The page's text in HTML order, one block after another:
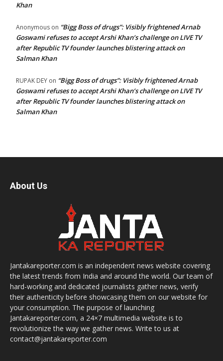
Khan
Anonymous on “Bigg Boss of drugs”: Visibly frightened Arnab
Goswami refuses to accept Arshi Khan’s challenge on LIVE TV
after Republic TV founder launches blistering attack on
Salman Khan
RUPAK DEY on “Bigg Boss of drugs”: Visibly frightened Arnab
Goswami refuses to accept Arshi Khan’s challenge on LIVE TV
after Republic TV founder launches blistering attack on
Salman Khan
About Us
Jantakareporter.com is an independent news website covering
the latest trends from India and around the world. Our team of
hard-working and dedicated journalists gather news, verify
their authenticity before showcasing them on our website for
your consumption. The purpose of launching
Jantakareporter.com, a 24×7 multimedia website is to
revolutionize the way we gather news. Write to us at
contact@jantakareporter.com